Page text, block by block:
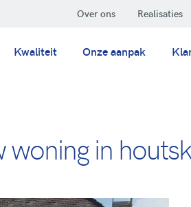
Over ons Realisaties
Kwaliteit Onze aanpak
in